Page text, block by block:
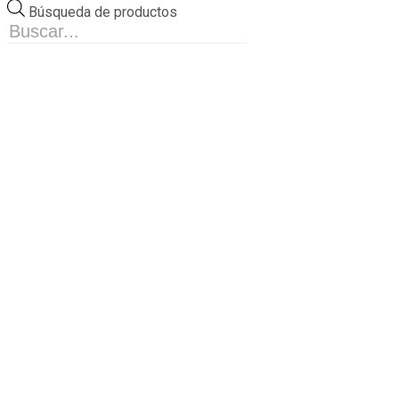
Búsqueda de productos